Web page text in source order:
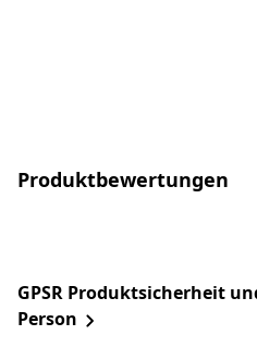
Produktbewertungen
GPSR Produktsicherheit
Person